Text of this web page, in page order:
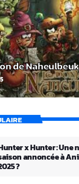
de Naheulbeuk
x Hunter : Une
annoncée à
?